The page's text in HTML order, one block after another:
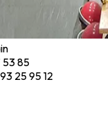
53 85
25 95 12